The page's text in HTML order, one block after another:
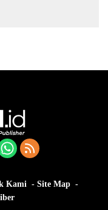
Kami
Site Map